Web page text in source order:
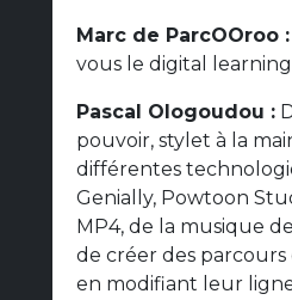
Marc de ParcOOroo :
vous le digital learning
Pascal Ologoudou :
pouvoir, stylet à la
différentes
Genially, Powtoon
MP4, de la musique
de créer des parcours
en modifiant leur